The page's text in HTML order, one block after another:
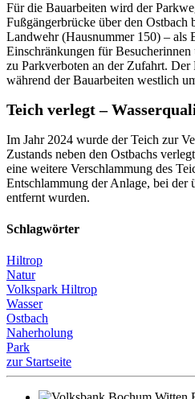
Für die Bauarbeiten wird der
Fußgängerbrücke über den Ostbach
Landwehr (Hausnummer 150) – als
Einschränkungen für
zu Parkverboten an der Zufahrt.
während der Bauarbeiten westlich
Teich verlegt –
Im Jahr 2024 wurde der Teich zur
Zustands neben den Ostbachs
eine weitere Verschlammung des
Entschlammung der Anlage, bei der
entfernt wurden.
Schlagwörter
Hiltrop
Natur
Volkspark Hiltrop
Wasser
Ostbach
Naherholung
Park
zur Startseite